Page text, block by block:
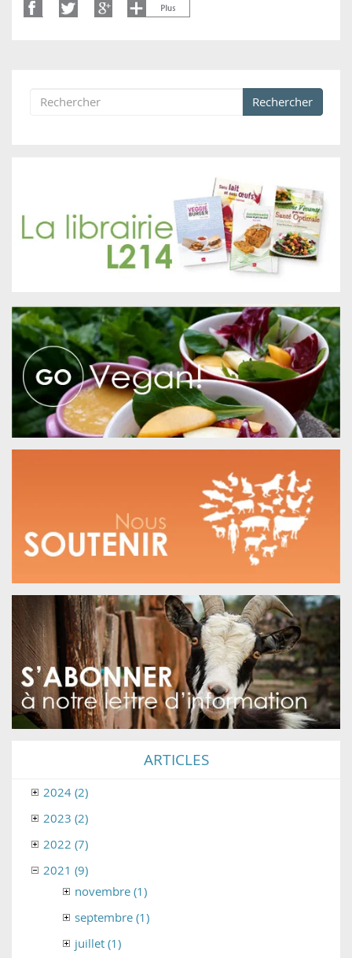
Formulaire de recherche
Rechercher
ARTICLES
2024 (2)
2023 (2)
2022 (7)
2021 (9)
novembre (1)
septembre (1)
juillet (1)